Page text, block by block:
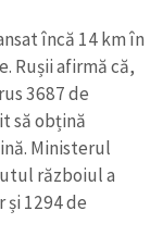
încă 14 km în
Rușii afirmă că,
3687 de
să obțină
Ministerul
războiul a
și 1294 de